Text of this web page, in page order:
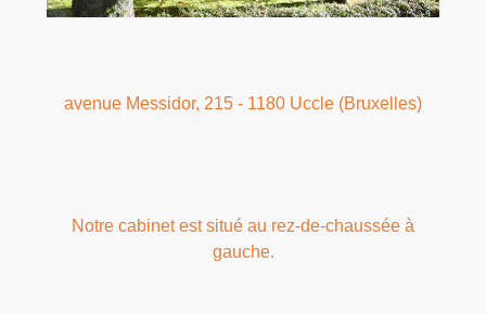
avenue Messidor, 215 - 1180 Uccle (Bruxelles)
Notre cabinet est situé au rez-de-chaussée à
gauche.